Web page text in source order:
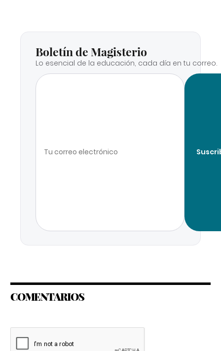
Boletín de Magisterio
Lo esencial de la educación, cada día en tu correo.
COMENTARIOS